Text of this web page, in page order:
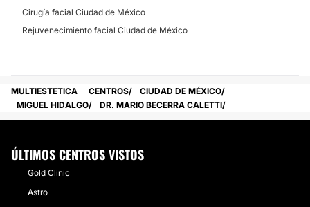
Cirugía facial Ciudad de México
Rejuvenecimiento facial Ciudad de México
MULTIESTETICA CENTROS
CIUDAD DE MÉXICO
MIGUEL HIDALGO
DR. MARIO BECERRA CALETTI
ÚLTIMOS CENTROS VISTOS
Gold Clinic
Astro